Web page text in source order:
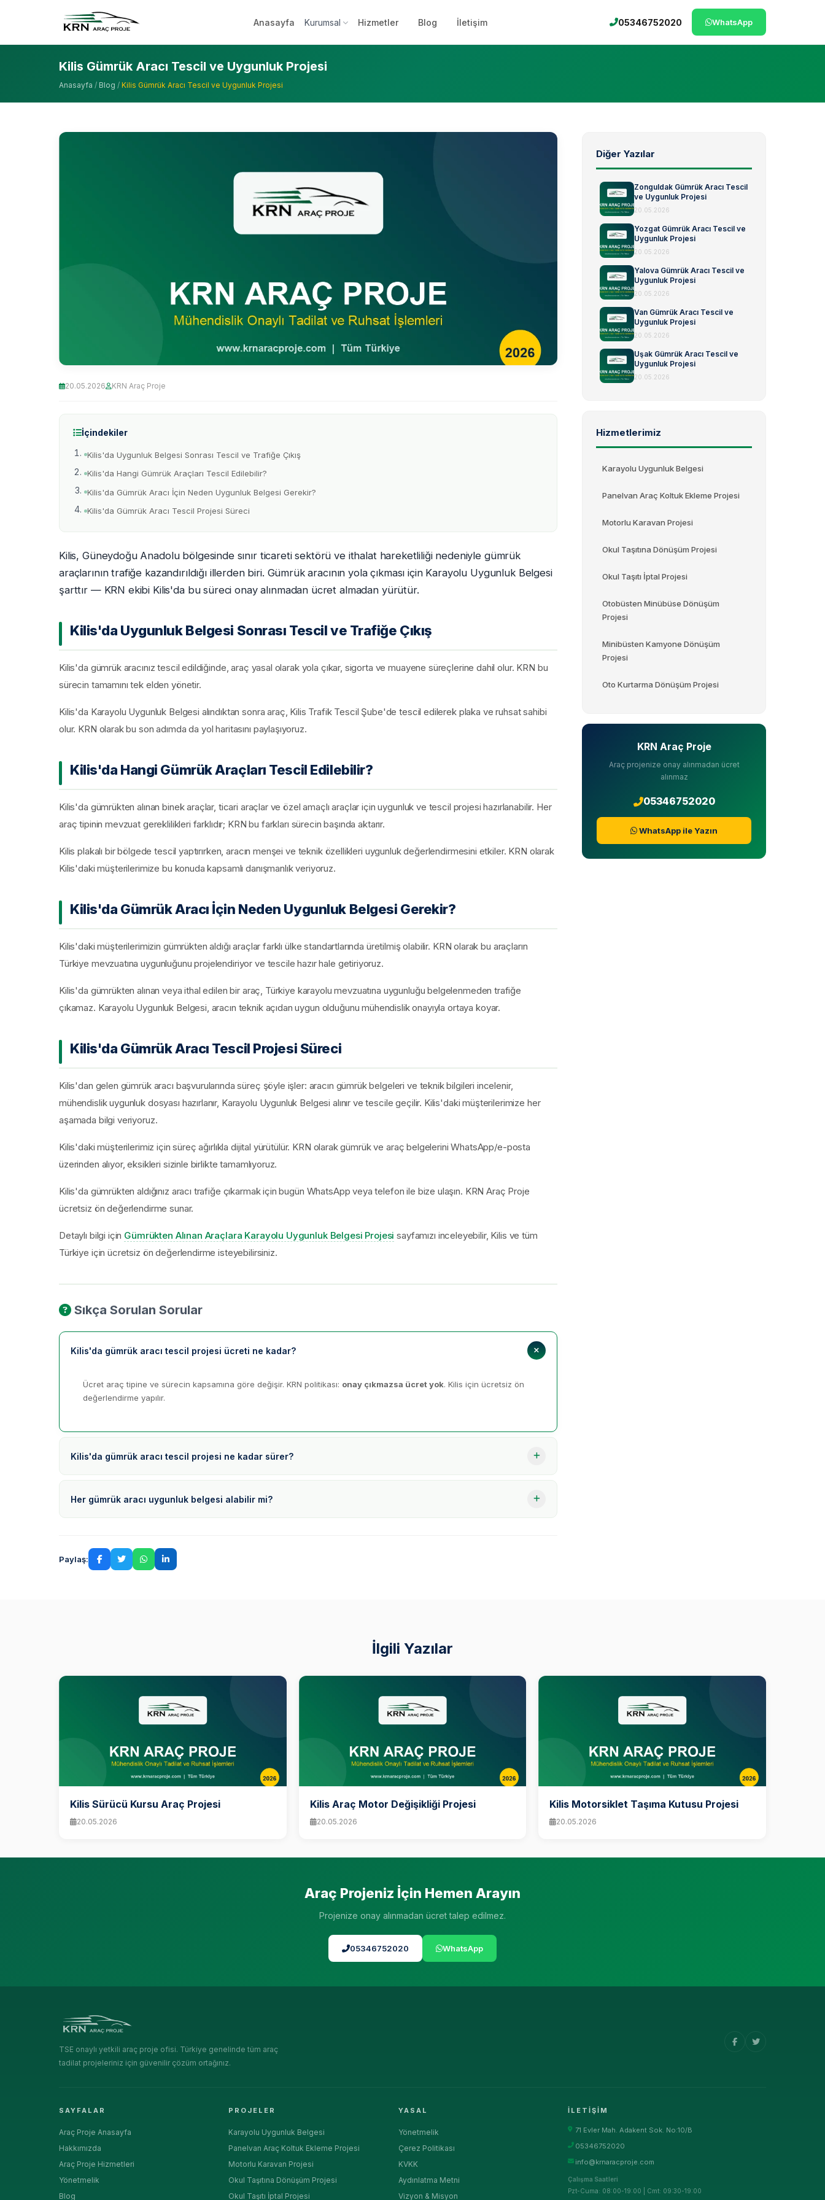
Anasayfa Kurumsal Hizmetler Blog İletişim 05346752020 WhatsApp
Kilis Gümrük Aracı Tescil ve Uygunluk Projesi
Anasayfa / Blog / Kilis Gümrük Aracı Tescil ve Uygunluk Projesi
20.05.2026 KRN Araç Proje
İçindekiler
Kilis'da Uygunluk Belgesi Sonrası Tescil ve Trafiğe Çıkış
Kilis'da Hangi Gümrük Araçları Tescil Edilebilir?
Kilis'da Gümrük Aracı İçin Neden Uygunluk Belgesi Gerekir?
Kilis'da Gümrük Aracı Tescil Projesi Süreci
Kilis, Güneydoğu Anadolu bölgesinde sınır ticareti sektörü ve ithalat hareketliliği nedeniyle gümrük
araçlarının trafiğe kazandırıldığı illerden biri. Gümrük aracının yola çıkması için Karayolu Uygunluk Belgesi
şarttır — KRN ekibi Kilis'da bu süreci onay alınmadan ücret almadan yürütür.
Kilis'da Uygunluk Belgesi Sonrası Tescil ve Trafiğe Çıkış
Kilis'da gümrük aracınız tescil edildiğinde, araç yasal olarak yola çıkar, sigorta ve muayene süreçlerine dahil olur. KRN bu
sürecin tamamını tek elden yönetir.
Kilis'da Karayolu Uygunluk Belgesi alındıktan sonra araç, Kilis Trafik Tescil Şube'de tescil edilerek plaka ve ruhsat sahibi
olur. KRN olarak bu son adımda da yol haritasını paylaşıyoruz.
Kilis'da Hangi Gümrük Araçları Tescil Edilebilir?
Kilis'da gümrükten alınan binek araçlar, ticari araçlar ve özel amaçlı araçlar için uygunluk ve tescil projesi hazırlanabilir. Her
araç tipinin mevzuat gereklilikleri farklıdır; KRN bu farkları sürecin başında aktarır.
Kilis plakalı bir bölgede tescil yaptırırken, aracın menşei ve teknik özellikleri uygunluk değerlendirmesini etkiler. KRN olarak
Kilis'daki müşterilerimize bu konuda kapsamlı danışmanlık veriyoruz.
Kilis'da Gümrük Aracı İçin Neden Uygunluk Belgesi Gerekir?
Kilis'daki müşterilerimizin gümrükten aldığı araçlar farklı ülke standartlarında üretilmiş olabilir. KRN olarak bu araçların
Türkiye mevzuatına uygunluğunu projelendiriyor ve tescile hazır hale getiriyoruz.
Kilis'da gümrükten alınan veya ithal edilen bir araç, Türkiye karayolu mevzuatına uygunluğu belgelenmeden trafiğe
çıkamaz. Karayolu Uygunluk Belgesi, aracın teknik açıdan uygun olduğunu mühendislik onayıyla ortaya koyar.
Kilis'da Gümrük Aracı Tescil Projesi Süreci
Kilis'dan gelen gümrük aracı başvurularında süreç şöyle işler: aracın gümrük belgeleri ve teknik bilgileri incelenir,
mühendislik uygunluk dosyası hazırlanır, Karayolu Uygunluk Belgesi alınır ve tescile geçilir. Kilis'daki müşterilerimize her
aşamada bilgi veriyoruz.
Kilis'daki müşterilerimiz için süreç ağırlıkla dijital yürütülür. KRN olarak gümrük ve araç belgelerini WhatsApp/e-posta
üzerinden alıyor, eksikleri sizinle birlikte tamamlıyoruz.
Kilis'da gümrükten aldığınız aracı trafiğe çıkarmak için bugün WhatsApp veya telefon ile bize ulaşın. KRN Araç Proje
ücretsiz ön değerlendirme sunar.
Detaylı bilgi için Gümrükten Alınan Araçlara Karayolu Uygunluk Belgesi Projesi sayfamızı inceleyebilir, Kilis ve tüm
Türkiye için ücretsiz ön değerlendirme isteyebilirsiniz.
Sıkça Sorulan Sorular
Kilis'da gümrük aracı tescil projesi ücreti ne kadar?
Ücret araç tipine ve sürecin kapsamına göre değişir. KRN politikası: onay çıkmazsa ücret yok. Kilis için ücretsiz ön
değerlendirme yapılır.
Kilis'da gümrük aracı tescil projesi ne kadar sürer?
Her gümrük aracı uygunluk belgesi alabilir mi?
Paylaş:
Diğer Yazılar
Zonguldak Gümrük Aracı Tescil
ve Uygunluk Projesi
20.05.2026
Yozgat Gümrük Aracı Tescil ve
Uygunluk Projesi
20.05.2026
Yalova Gümrük Aracı Tescil ve
Uygunluk Projesi
20.05.2026
Van Gümrük Aracı Tescil ve
Uygunluk Projesi
20.05.2026
Uşak Gümrük Aracı Tescil ve
Uygunluk Projesi
20.05.2026
Hizmetlerimiz
Karayolu Uygunluk Belgesi
Panelvan Araç Koltuk Ekleme Projesi
Motorlu Karavan Projesi
Okul Taşıtına Dönüşüm Projesi
Okul Taşıtı İptal Projesi
Otobüsten Minübüse Dönüşüm
Projesi
Minibüsten Kamyone Dönüşüm
Projesi
Oto Kurtarma Dönüşüm Projesi
KRN Araç Proje
Araç projenize onay alınmadan ücret
alınmaz
05346752020
WhatsApp ile Yazın
İlgili Yazılar
Kilis Sürücü Kursu Araç Projesi
20.05.2026
Kilis Araç Motor Değişikliği Projesi
20.05.2026
Kilis Motorsiklet Taşıma Kutusu Projesi
20.05.2026
Araç Projeniz İçin Hemen Arayın
Projenize onay alınmadan ücret talep edilmez.
05346752020 WhatsApp
TSE onaylı yetkili araç proje ofisi. Türkiye genelinde tüm araç
tadilat projeleriniz için güvenilir çözüm ortağınız.
SAYFALAR
Araç Proje Anasayfa
Hakkımızda
Araç Proje Hizmetleri
Yönetmelik
Blog
PROJELER
Karayolu Uygunluk Belgesi
Panelvan Araç Koltuk Ekleme Projesi
Motorlu Karavan Projesi
Okul Taşıtına Dönüşüm Projesi
Okul Taşıtı İptal Projesi
YASAL
Yönetmelik
Çerez Politikası
KVKK
Aydınlatma Metni
Vizyon & Misyon
İLETIŞIM
71 Evler Mah. Adakent Sok. No:10/B
05346752020
info@krnaracproje.com
Çalışma Saatleri
Pzt-Cuma: 08:00-19:00 | Cmt: 09:30-19:00